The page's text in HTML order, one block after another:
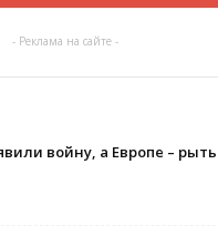
- Реклама на сайте -
войну, а Европе – рыть